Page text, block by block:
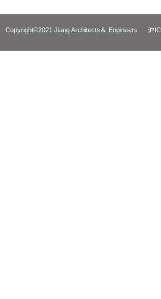
Copyright©2021 Jiang Architects＆ Engineers